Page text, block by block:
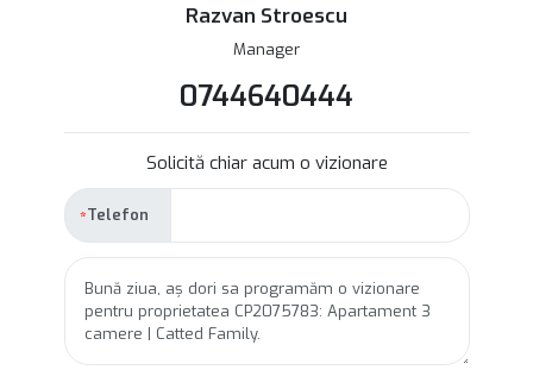
Razvan Stroescu
Manager
0744640444
Solicită chiar acum o vizionare
Telefon